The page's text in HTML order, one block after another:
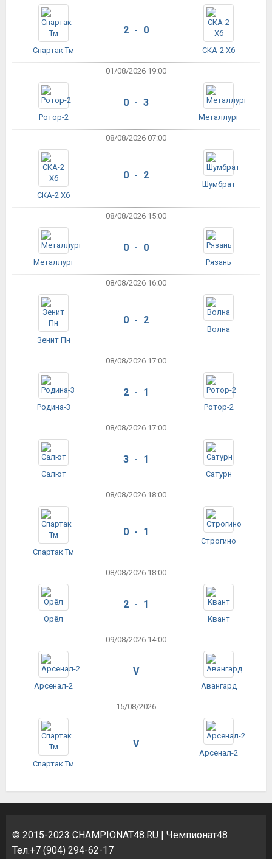
Спартак Тм
2 - 0
СКА-2 Хб
01/08/2026 19:00
Ротор-2
0 - 3
Металлург
08/08/2026 07:00
СКА-2 Хб
0 - 2
Шумбрат
08/08/2026 15:00
Металлург
0 - 0
Рязань
08/08/2026 16:00
Зенит Пн
0 - 2
Волна
08/08/2026 17:00
Родина-3
2 - 1
Ротор-2
08/08/2026 17:00
Салют
3 - 1
Сатурн
08/08/2026 18:00
Спартак Тм
0 - 1
Строгино
08/08/2026 18:00
Орёл
2 - 1
Квант
09/08/2026 14:00
Арсенал-2
V
Авангард
15/08/2026
Спартак Тм
V
Арсенал-2
© 2015-2023 CHAMPIONAT48.RU | Чемпионат48
Тел.+7 (904) 294-62-17